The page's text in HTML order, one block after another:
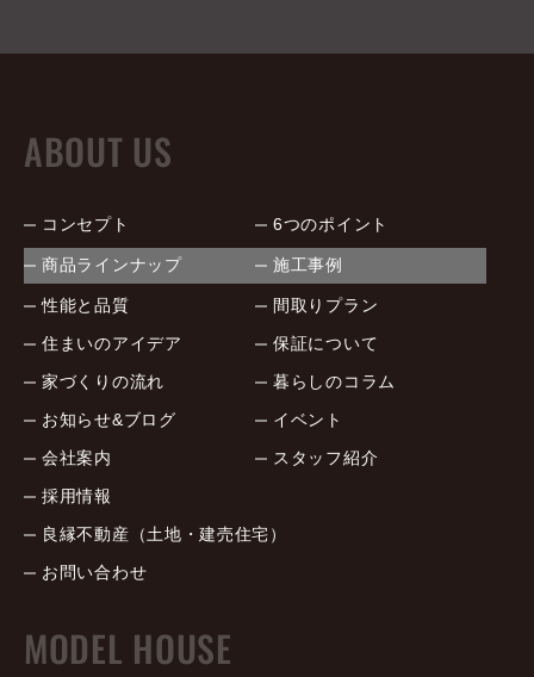
ABOUT US
コンセプト 6つのポイント
商品ラインナップ 施工事例
性能と品質
間取りプラン
住まいのアイデア
保証について
家づくりの流れ
暮らしのコラム
お知らせ&ブログ
イベント
会社案内
スタッフ紹介
採用情報
良縁不動産（土地・建売住宅）
お問い合わせ
MODEL HOUSE